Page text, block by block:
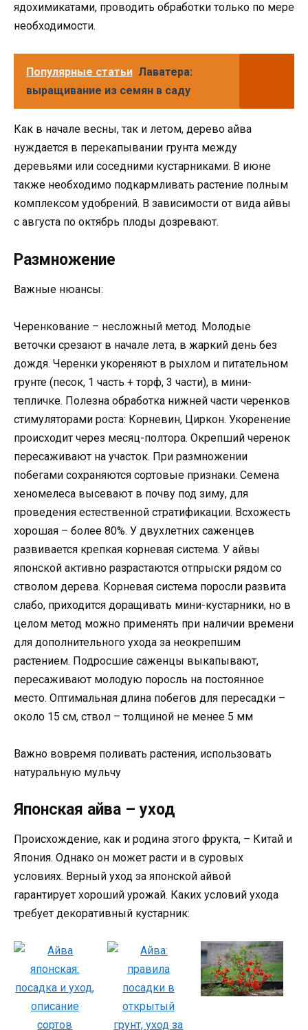
ядохимикатами, проводить обработки только по мере
необходимости.
Популярные статьи Лаватера:
выращивание из семян в саду
Как в начале весны, так и летом, дерево айва
нуждается в перекапывании грунта между
деревьями или соседними кустарниками. В июне
также необходимо подкармливать растение полным
комплексом удобрений. В зависимости от вида айвы
с августа по октябрь плоды дозревают.
Размножение
Важные нюансы:
Черенкование – несложный метод. Молодые
веточки срезают в начале лета, в жаркий день без
дождя. Черенки укореняют в рыхлом и питательном
грунте (песок, 1 часть + торф, 3 части), в мини-
тепличке. Полезна обработка нижней части черенков
стимуляторами роста: Корневин, Циркон. Укоренение
происходит через месяц-полтора. Окрепший черенок
пересаживают на участок. При размножении
побегами сохраняются сортовые признаки. Семена
хеномелеса высевают в почву под зиму, для
проведения естественной стратификации. Всхожесть
хорошая – более 80%. У двухлетних саженцев
развивается крепкая корневая система. У айвы
японской активно разрастаются отпрыски рядом со
стволом дерева. Корневая система поросли развита
слабо, приходится доращивать мини-кустарники, но в
целом метод можно применять при наличии времени
для дополнительного ухода за неокрепшим
растением. Подросшие саженцы выкапывают,
пересаживают молодую поросль на постоянное
место. Оптимальная длина побегов для пересадки –
около 15 см, ствол – толщиной не менее 5 мм
Важно вовремя поливать растения, использовать
натуральную мульчу
Японская айва – уход
Происхождение, как и родина этого фрукта, – Китай и
Япония. Однако он может расти и в суровых
условиях. Верный уход за японской айвой
гарантирует хороший урожай. Каких условий ухода
требует декоративный кустарник: